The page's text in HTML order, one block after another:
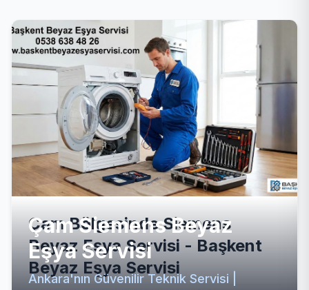
Çam Siemens Beyaz
Eşya Servisi
Ankara'nın Güvenilir Teknik Servisi |
Çam Bölgesinde Siemens
Beyaz Eşya Servisi - Başkent
Beyaz Eşya Servisi